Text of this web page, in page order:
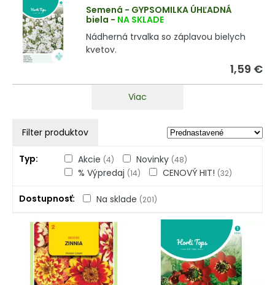
Semená - GYPSOMILKA ÚHĽADNÁ
biela - NA SKLADE
Nádherná trvalka so záplavou bielych
kvetov.
1,59 €
Viac
Filter produktov
Typ Akcie (4) Novinky (48)
% Výpredaj (14) CENOVÝ HIT! (32)
Dostupnosť Na sklade (201)